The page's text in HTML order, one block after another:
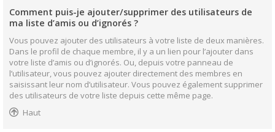
Comment puis-je ajouter/supprimer des utilisateurs de
ma liste d’amis ou d’ignorés ?
Vous pouvez ajouter des utilisateurs à votre liste de deux manières.
Dans le profil de chaque membre, il y a un lien pour l’ajouter dans
votre liste d’amis ou d’ignorés. Ou, depuis votre panneau de
l’utilisateur, vous pouvez ajouter directement des membres en
saisissant leur nom d’utilisateur. Vous pouvez également supprimer
des utilisateurs de votre liste depuis cette même page.
Haut